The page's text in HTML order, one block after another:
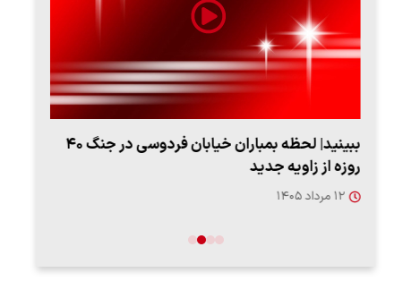
ببینید| لحظه بمباران خیابان فردوسی در جنگ ۴۰
روزه از زاویه جدید
۱۲ مرداد ۱۴۰۵